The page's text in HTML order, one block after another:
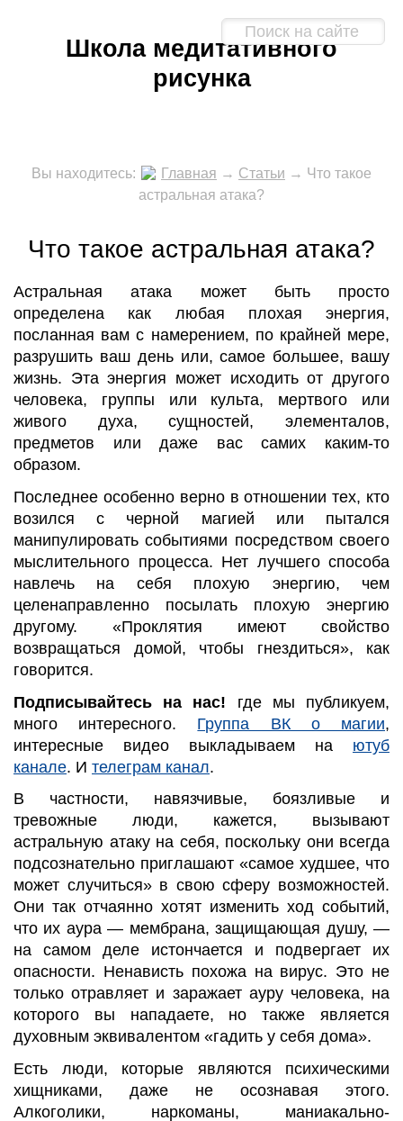
Школа медитативного
рисунка
Вы находитесь: Главная → Статьи → Что такое
астральная атака?
Что такое астральная атака?
Астральная атака может быть просто
определена как любая плохая энергия,
посланная вам с намерением, по крайней мере,
разрушить ваш день или, самое большее, вашу
жизнь. Эта энергия может исходить от другого
человека, группы или культа, мертвого или
живого духа, сущностей, элементалов,
предметов или даже вас самих каким-то
образом.
Последнее особенно верно в отношении тех, кто
возился с черной магией или пытался
манипулировать событиями посредством своего
мыслительного процесса. Нет лучшего способа
навлечь на себя плохую энергию, чем
целенаправленно посылать плохую энергию
другому. «Проклятия имеют свойство
возвращаться домой, чтобы гнездиться», как
говорится.
Подписывайтесь на нас! где мы публикуем,
много интересного. Группа ВК о магии,
интересные видео выкладываем на ютуб
канале. И телеграм канал.
В частности, навязчивые, боязливые и
тревожные люди, кажется, вызывают
астральную атаку на себя, поскольку они всегда
подсознательно приглашают «самое худшее, что
может случиться» в свою сферу возможностей.
Они так отчаянно хотят изменить ход событий,
что их аура — мембрана, защищающая душу, —
на самом деле истончается и подвергает их
опасности. Ненависть похожа на вирус. Это не
только отравляет и заражает ауру человека, на
которого вы нападаете, но также является
духовным эквивалентом «гадить у себя дома».
Есть люди, которые являются психическими
хищниками, даже не осознавая этого.
Алкоголики, наркоманы, маниакально-